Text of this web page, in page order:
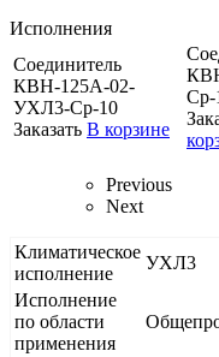
Исполнения
Соединитель
КВН-125А-02-
УХЛ3-Ср-10
Заказать В корзине
Ср-
Previous
Next
Климатическое
исполнение
УХЛ3
Исполнение
по области
применения